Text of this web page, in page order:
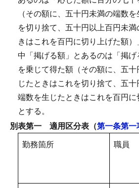
（その額に、五十円未満の端数
を切り捨て、五十円以上百円未
きはこれを百円に切り上げた額）
中「掲げる額」とあるのは「掲
を乗じて得た額（その額に、五
じたときはこれを切り捨て、五
端数を生じたときはこれを百円に
とする。
別表第一 適用区分表（第一条第一
勤務箇所
職員